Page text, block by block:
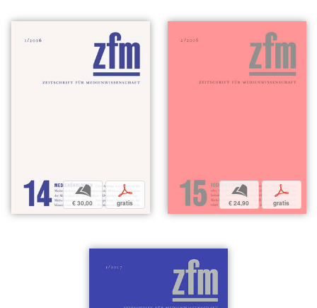
b
€ 30,00
p
gratis
b
€ 24,90
p
gratis